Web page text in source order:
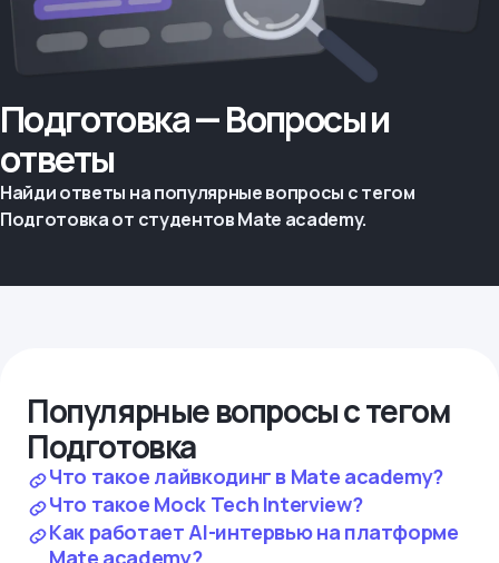
Подготовка — Вопросы и
ответы
Найди ответы на популярные вопросы с тегом
Подготовка от студентов Mate academy.
Популярные вопросы с тегом
Подготовка
Что такое лайвкодинг в Mate academy?
Что такое Mock Tech Interview?
Как работает AI-интервью на платформе
Mate academy?